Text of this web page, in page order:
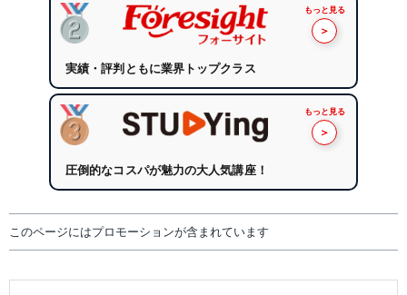
もっと見る
＞
実績・評判ともに業界トップクラス
もっと見る
＞
圧倒的なコスパが魅力の大人気講座！
このページにはプロモーションが含まれています